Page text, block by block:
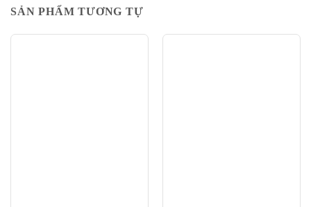
SẢN PHẨM TƯƠNG TỰ